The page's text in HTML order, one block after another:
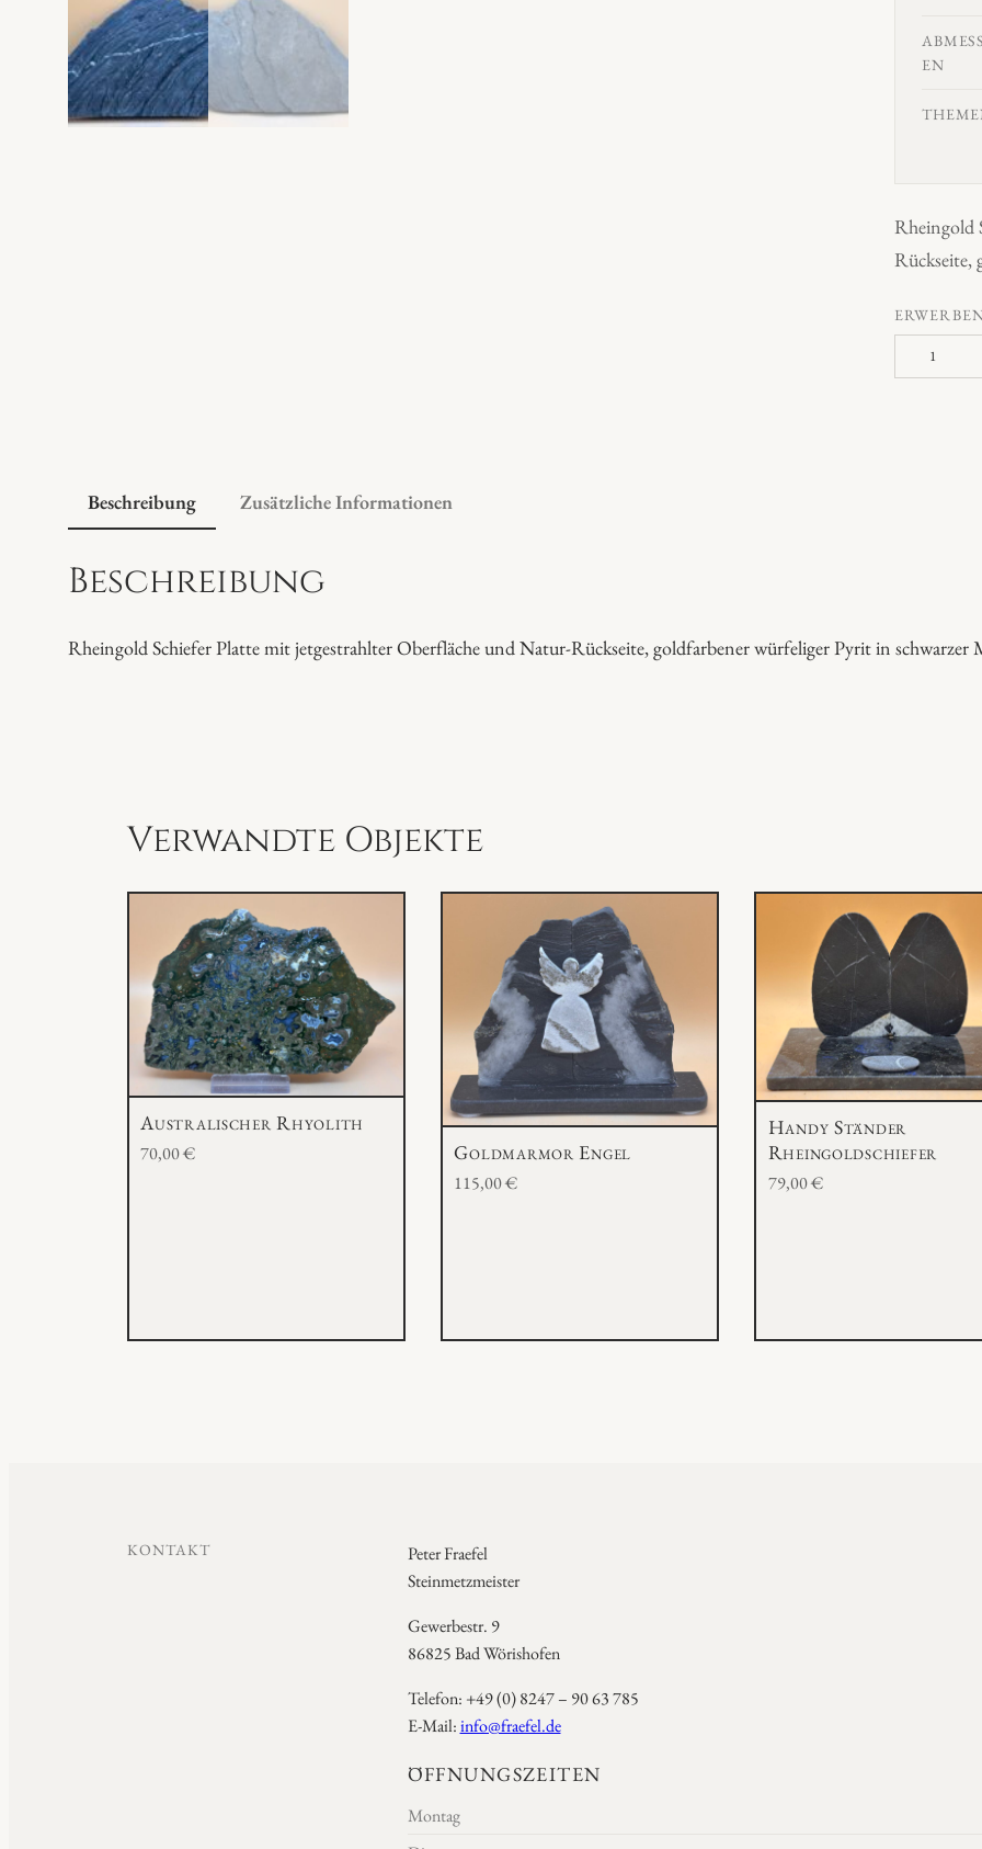
EN
Rheingold
Rückseite,
h
c
l
a
t
e
M
e
g
Beschreibung Zusätzliche Informationen
Beschreibung
Rheingold Schiefer Platte mit jetgestrahlter Oberfläche und Natur-Rückseite, goldfarbener würfeliger Pyrit in schwarzer
Verwandte Objekte
Australischer Rhyolith
70,00€ Goldmarmor Engel
115,00€
Handy Ständer
Rheingoldschiefer
79,00€
KONTAKT
Peter Fraefel
Steinmetzmeister
Gewerbestr. 9
86825 Bad Wörishofen
Telefon: +49 (0) 8247 – 90 63 785
E-Mail:info@fraefel.de
ÖFFNUNGSZEITEN
Montag